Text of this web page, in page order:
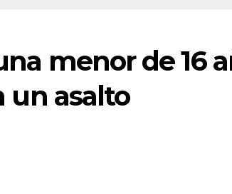
menor de 16
un asalto